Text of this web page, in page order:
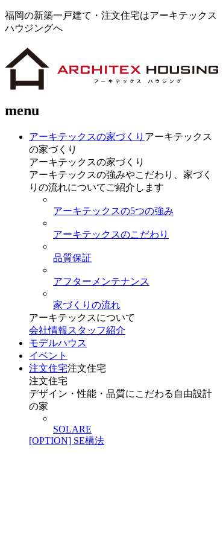
福岡の新築一戸建て・注文住宅はアーキテックス
ハウジングへ
menu
アーキテックスの家づくり アーキテックス
の家づくり
アーキテックスの家づくり
アーキテックスの強みやこだわり、家づく
りの流れについてご紹介します
アーキテックスの5つの強み
アーキテックスのこだわり
品質保証
アフターメンテナンス
家づくりの流れ
アーキテックスについて
会社情報 スタッフ紹介
モデルハウス
イベント
注文住宅注文住宅
注文住宅
デザイン・性能・品質にこだわる自由設計
の家
SOLARE
[OPTION] SE構法